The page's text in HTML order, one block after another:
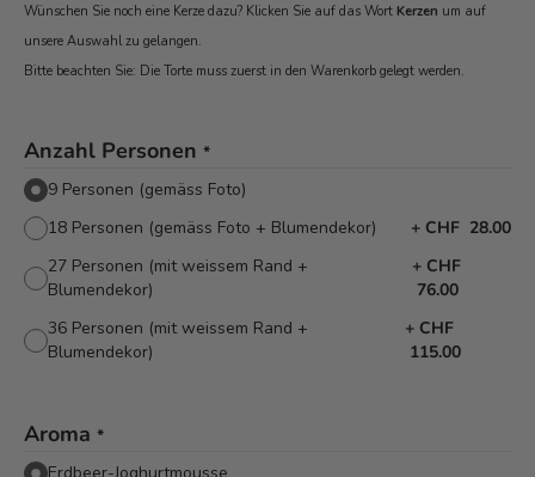
Wünschen Sie noch eine Kerze dazu? Klicken Sie auf das Wort Kerzen um auf
unsere Auswahl zu gelangen.
Bitte beachten Sie: Die Torte muss zuerst in den Warenkorb gelegt werden.
Anzahl Personen *
9 Personen (gemäss Foto)
18 Personen (gemäss Foto + Blumendekor)
+ CHF 28.00
27 Personen (mit weissem Rand +
Blumendekor)
+ CHF
76.00
36 Personen (mit weissem Rand +
Blumendekor)
+ CHF
115.00
Aroma *
Erdbeer-Joghurtmousse